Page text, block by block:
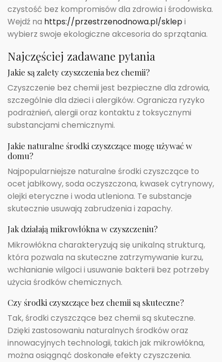
czystość bez kompromisów dla zdrowia i środowiska.
Wejdź na https://przestrzenodnowa.pl/sklepi
wybierz swoje ekologiczne akcesoria do sprzątania.
Najczęściej zadawane pytania
Jakie są zalety czyszczenia bez chemii?
Czyszczenie bez chemii jest bezpieczne dla zdrowia,
szczególnie dla dzieci i alergików. Ogranicza ryzyko
podrażnień, alergii oraz kontaktu z toksycznymi
substancjami chemicznymi.
Jakie naturalne środki czyszczące mogę używać w
domu?
Najpopularniejsze naturalne środki czyszczące to
ocet jabłkowy, soda oczyszczona, kwasek cytrynowy,
olejki eteryczne i woda utleniona. Te substancje
skutecznie usuwają zabrudzenia i zapachy.
Jak działają mikrowłókna w czyszczeniu?
Mikrowłókna charakteryzują się unikalną strukturą,
która pozwala na skuteczne zatrzymywanie kurzu,
wchłanianie wilgoci i usuwanie bakterii bez potrzeby
użycia środków chemicznych.
Czy środki czyszczące bez chemii są skuteczne?
Tak, środki czyszczące bez chemii są skuteczne.
Dzięki zastosowaniu naturalnych środków oraz
innowacyjnych technologii, takich jak mikrowłókna,
można osiągnąć doskonałe efekty czyszczenia.